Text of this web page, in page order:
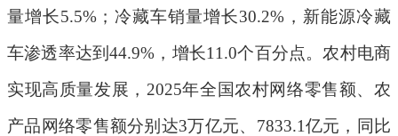
量增长5.5% ；冷藏车销量增长30.2% ，新能源冷藏
车渗透率达到44.9% ，增长11.0个百分点。农村电商
实现高质量发展， 2025年全国农村网络零售额、农
产品网络零售额分别达3万亿元、 7833.1亿元，同比